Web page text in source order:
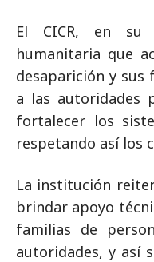
El CICR, en su
humanitaria que
desaparición y sus
a las autoridades
fortalecer los
respetando así los
La institución
brindar apoyo
familias de
autoridades, y así